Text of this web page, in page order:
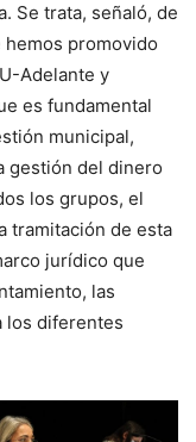
Se trata, señaló, de
promovido
Adelante y
es fundamental
municipal,
gestión del dinero
los grupos, el
tramitación de esta
jurídico que
las
los diferentes